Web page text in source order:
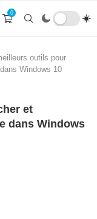
0
outils pour
Windows 10
et
dans Windows